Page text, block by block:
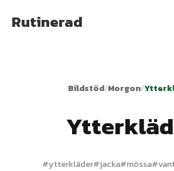
Rutinerad
Bildstöd/Morgon/
#ytterkläder#jacka#mössa#